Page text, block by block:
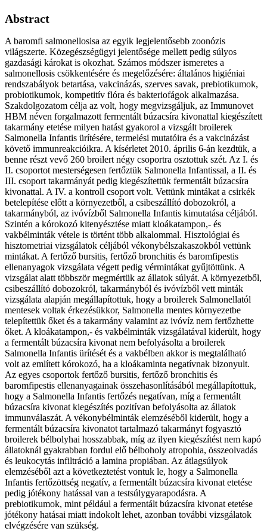
Abstract
A baromfi salmonellosisa az egyik legjelentősebb zoonózis
világszerte. Közegészségügyi jelentősége mellett pedig súlyos
gazdasági károkat is okozhat. Számos módszer ismeretes a
salmonellosis csökkentésére és megelőzésére: általános higiéniai
rendszabályok betartása, vakcinázás, szerves savak, prebiotikumok,
probiotikumok, kompetitív flóra és bakteriofágok alkalmazása.
Szakdolgozatom célja az volt, hogy megvizsgáljuk, az Immunovet
HBM néven forgalmazott fermentált búzacsíra kivonattal kiegészített
takarmány etetése milyen hatást gyakorol a vizsgált broilerek
Salmonella Infantis ürítésére, termelési mutatóira és a vakcinázást
követő immunreakcióikra. A kísérletet 2010. április 6-án kezdtük, a
benne részt vevő 260 broilert négy csoportra osztottuk szét. Az I. és
II. csoportot mesterségesen fertőztük Salmonella Infantissal, a II. és
III. csoport takarmányát pedig kiegészítettük fermentált búzacsíra
kivonattal. A IV. a kontroll csoport volt. Vettünk mintákat a csirkék
betelepítése előtt a környezetből, a csibeszállító dobozokról, a
takarmányból, az ivóvízből Salmonella Infantis kimutatása céljából.
Szintén a kórokozó kitenyésztése miatt kloákatampon,- és
vakbélminták vétele is történt több alkalommal. Hisztológiai és
hisztometriai vizsgálatok céljából vékonybélszakaszokból vettünk
mintákat. A fertőző bursitis, fertőző bronchitis és baromfipestis
ellenanyagok vizsgálata végett pedig vérmintákat gyűjtöttünk. A
vizsgálat alatt többször megmértük az állatok súlyát. A környezetből,
csibeszállító dobozokról, takarmányból és ivóvízből vett minták
vizsgálata alapján megállapítottuk, hogy a broilerek Salmonellatól
mentesek voltak érkezésükkor, Salmonella mentes környezetbe
telepítettük őket és a takarmány valamint az ivóvíz nem fertőzhette
őket. A kloákatampon,- és vakbélminták vizsgálatával kiderült, hogy
a fermentált búzacsíra kivonat nem befolyásolta a broilerek
Salmonella Infantis ürítését és a vakbélben akkor is megtalálható
volt az említett kórokozó, ha a kloákaminta negatívnak bizonyult.
Az egyes csoportok fertőző bursitis, fertőző bronchitis és
baromfipestis ellenanyagainak összehasonlításából megállapítottuk,
hogy a Salmonella Infantis fertőzés negatívan, míg a fermentált
búzacsíra kivonat kiegészítés pozitívan befolyásolta az állatok
immunválaszát. A vékonybélminták elemzéséből kiderült, hogy a
fermentált búzacsíra kivonatot tartalmazó takarmányt fogyasztó
broilerek bélbolyhai hosszabbak, míg az ilyen kiegészítést nem kapó
állatoknál gyakrabban fordul elő bélboholy atropohia, összeolvadás
és leukocytás infiltráció a lamina propiában. Az átlagsúlyok
elemzéséből azt a következtetést vontuk le, hogy a Salmonella
Infantis fertőzöttség negatív, a fermentált búzacsíra kivonat etetése
pedig jótékony hatással van a testsúlygyarapodásra. A
prebiotikumok, mint például a fermentált búzacsíra kivonat etetése
jótékony hatásai miatt indokolt lehet, azonban további vizsgálatok
elvégzésére van szükség.